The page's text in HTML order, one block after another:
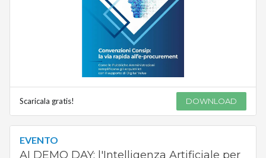
Scaricala gratis! DOWNLOAD
EVENTO
AI DEMO DAY: l'Intelligenza Artificiale per